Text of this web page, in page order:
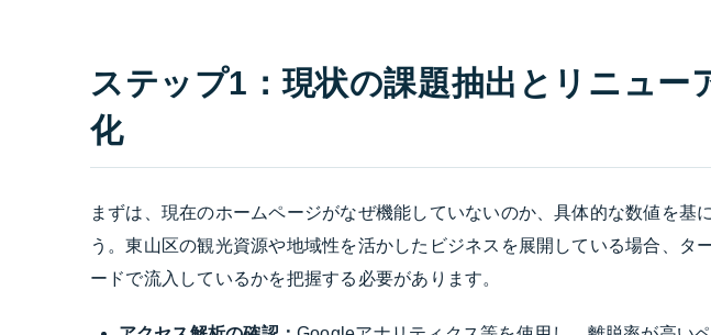
ステップ1：現状の課題抽出とリニュー
化
まずは、現在のホームページがなぜ機能していないのか、具体的な数値を基
う。東山区の観光資源や地域性を活かしたビジネスを展開している場合、タ
ードで流入しているかを把握する必要があります。